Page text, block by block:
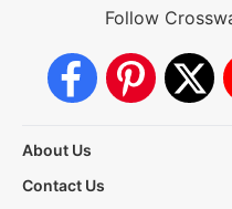
Follow
About Us
Contact Us